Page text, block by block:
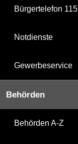
Bürgertelefon 115
Notdienste
Gewerbeservice
Behörden
Behörden A-Z